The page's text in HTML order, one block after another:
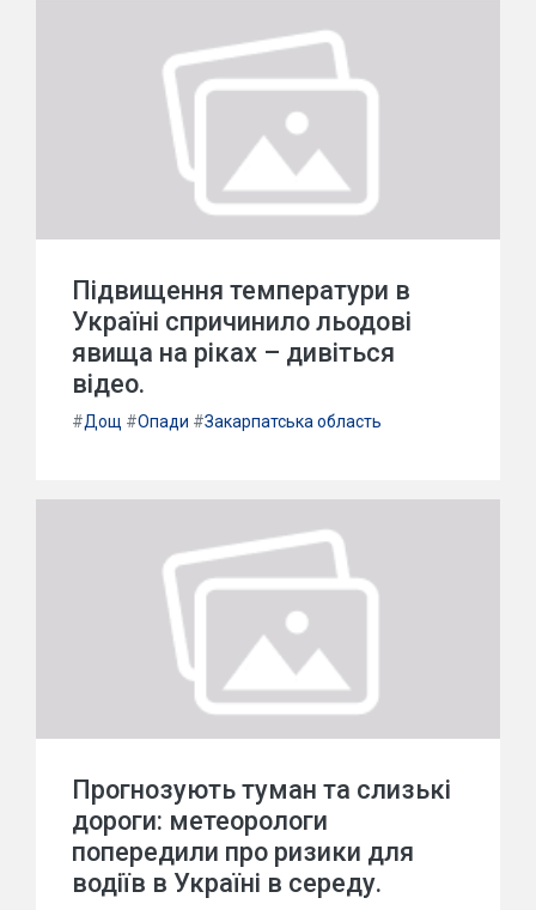
Підвищення температури в
Україні спричинило льодові
явища на ріках – дивіться
відео.
#Дощ #Опади #Закарпатська область
Прогнозують туман та слизькі
дороги: метеорологи
попередили про ризики для
водіїв в Україні в середу.